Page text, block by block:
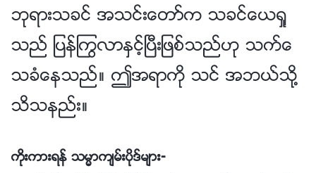
ဘုရားသခင္ အသင္းေတာ္က သခင္ေယရႈ
သည္ ျပန္ႂကြလာႏွင့္ၿပီးျဖစ္သည္ဟု သက္ေ
သခံေနသည္။ ဤအရာကို သင္ အဘယ္သို႔
သိသနည္း။
ကိုးကားရန္ သမၼာက်မ္းပိုဒ္မ်ား-